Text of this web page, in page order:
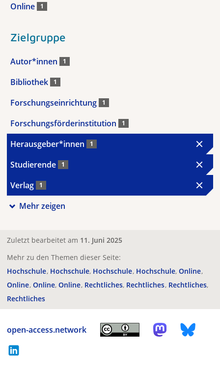
Online 1
Zielgruppe
Autor*innen 1
Bibliothek 1
Forschungseinrichtung 1
Forschungsförderinstitution 1
Herausgeber*innen 1
Studierende 1
Verlag 1
Mehr zeigen
Zuletzt bearbeitet am 11. Juni 2025
Mehr zu den Themen dieser Seite:
Hochschule Hochschule Hochschule Hochschule Online
Online Online Online Rechtliches Rechtliches Rechtliches
Rechtliches
open-access.network